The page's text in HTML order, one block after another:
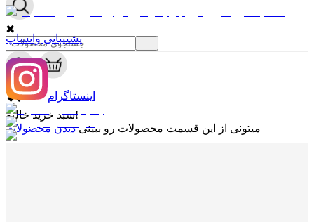
✖
0
✖
سبد خرید خالیه!
میتونی از این قسمت محصولات رو ببینی
پشتیبانی واتساپ
اینستاگرام